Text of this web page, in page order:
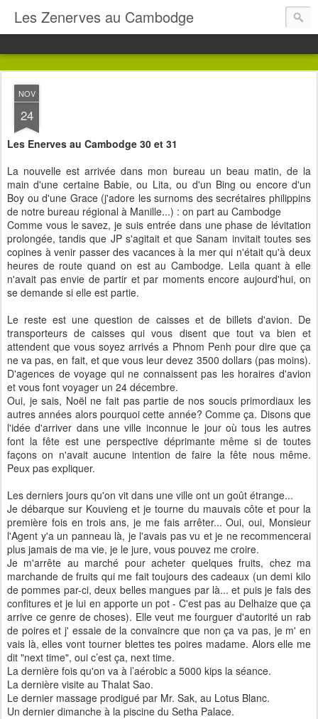
Les Zenerves au Cambodge
NOV
24
Les Enerves au Cambodge 30 et 31
La nouvelle est arrivée dans mon bureau un beau matin, de la
main d'une certaine Babie, ou Lita, ou d'un Bing ou encore d'un
Boy ou d'une Grace (j'adore les surnoms des secrétaires philippins
de notre bureau régional à Manille...) : on part au Cambodge
Comme vous le savez, je suis entrée dans une phase de lévitation
prolongée, tandis que JP s'agitait et que Sanam invitait toutes ses
copines à venir passer des vacances à la mer qui n'était qu'à deux
heures de route quand on est au Cambodge. Leila quant à elle
n'avait pas envie de partir et par moments encore aujourd'hui, on
se demande si elle est partie.
Le reste est une question de caisses et de billets d'avion. De
transporteurs de caisses qui vous disent que tout va bien et
attendent que vous soyez arrivés a Phnom Penh pour dire que ça
ne va pas, en fait, et que vous leur devez 3500 dollars (pas moins).
D'agences de voyage qui ne connaissent pas les horaires d'avion
et vous font voyager un 24 décembre.
Oui, je sais, Noël ne fait pas partie de nos soucis primordiaux les
autres années alors pourquoi cette année? Comme ça. Disons que
l'idée d'arriver dans une ville inconnue le jour où tous les autres
font la fête est une perspective déprimante même si de toutes
façons on n'avait aucune intention de faire la fête nous même.
Peux pas expliquer.
Les derniers jours qu'on vit dans une ville ont un goût étrange...
Je débarque sur Kouvieng et je tourne du mauvais côte et pour la
première fois en trois ans, je me fais arrêter... Oui, oui, Monsieur
l'Agent y'a un panneau là, je l'avais pas vu et je ne recommencerai
plus jamais de ma vie, je le jure, vous pouvez me croire.
Je m'arrête au marché pour acheter quelques fruits, chez ma
marchande de fruits qui me fait toujours des cadeaux (un demi kilo
de pommes par-ci, deux belles mangues par là... et puis je fais des
confitures et je lui en apporte un pot - C'est pas au Delhaize que ça
arrive ce genre de choses). Elle veut me fourguer d'autorité un rab
de poires et j' essaie de la convaincre que non ça va pas, je m' en
vais là, elles vont tourner blettes tes poires madame. Alors elle me
dit "next time", oui c’est ça, next time.
La dernière fois qu'on va à l’aérobic a 5000 kips la séance.
La dernière visite au Thalat Sao.
Le dernier massage prodigué par Mr. Sak, au Lotus Blanc.
Un dernier dimanche à la piscine du Setha Palace.